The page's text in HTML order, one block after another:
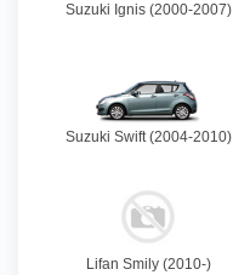
Suzuki Ignis (2000-2007)
Suzuki Swift (2004-2010)
Lifan Smily (2010-)